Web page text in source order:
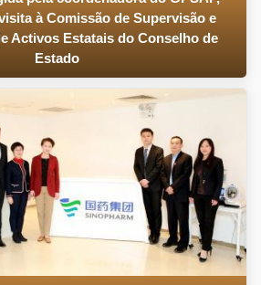
à Comissão de Supervisão e
Activos Estatais do Conselho de
Estado